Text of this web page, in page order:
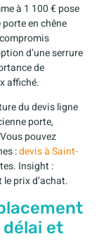
à 1 100 € pose
en chêne
d’une serrure
de
affiché.
du devis ligne
porte,
pouvez
:devis à Saint-
Insight :
prix d’achat.
et